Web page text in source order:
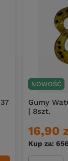
NOWOŚĆ
Gumy
| 8szt.
16,90
Kup za: